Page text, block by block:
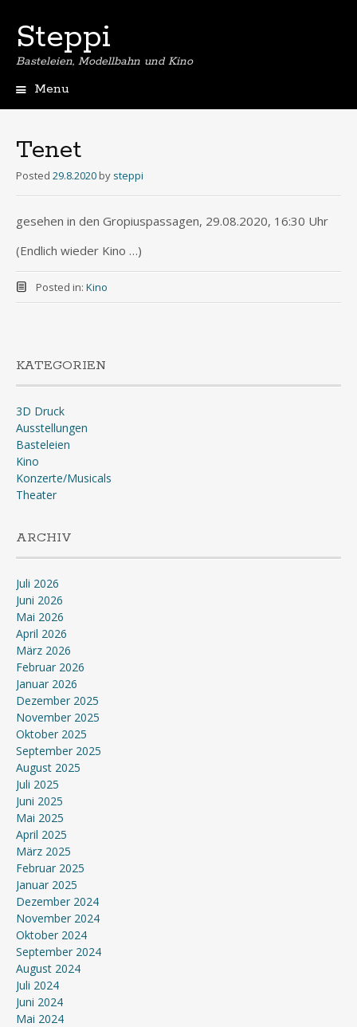
Steppi
Basteleien, Modellbahn und Kino
Menu
Tenet
Posted 29.8.2020 by steppi
gesehen in den Gropiuspassagen, 29.08.2020, 16:30 Uhr
(Endlich wieder Kino …)
Posted in: Kino
KATEGORIEN
3D Druck
Ausstellungen
Basteleien
Kino
Konzerte/Musicals
Theater
ARCHIV
Juli 2026
Juni 2026
Mai 2026
April 2026
März 2026
Februar 2026
Januar 2026
Dezember 2025
November 2025
Oktober 2025
September 2025
August 2025
Juli 2025
Juni 2025
Mai 2025
April 2025
März 2025
Februar 2025
Januar 2025
Dezember 2024
November 2024
Oktober 2024
September 2024
August 2024
Juli 2024
Juni 2024
Mai 2024